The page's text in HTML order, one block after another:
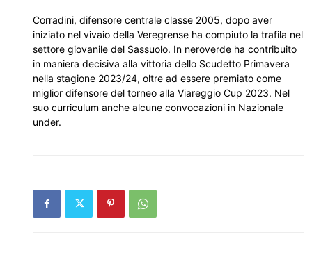
Corradini, difensore centrale classe 2005, dopo aver
iniziato nel vivaio della Veregrense ha compiuto la trafila nel
settore giovanile del Sassuolo. In neroverde ha contribuito
in maniera decisiva alla vittoria dello Scudetto Primavera
nella stagione 2023/24, oltre ad essere premiato come
miglior difensore del torneo alla Viareggio Cup 2023. Nel
suo curriculum anche alcune convocazioni in Nazionale
under.